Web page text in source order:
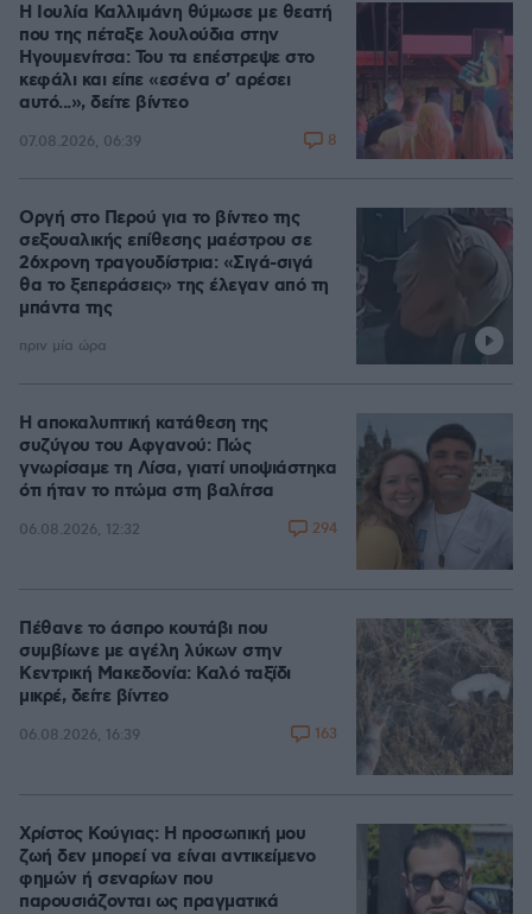
Η Ιουλία Καλλιμάνη θύμωσε με θεατή
που της πέταξε λουλούδια στην
Ηγουμενίτσα: Του τα επέστρεψε στο
κεφάλι και είπε «εσένα σ' αρέσει
αυτό...», δείτε βίντεο
07.08.2026, 06:39 8
Οργή στο Περού για το βίντεο της
σεξουαλικής επίθεσης μαέστρου σε
26χρονη τραγουδίστρια: «Σιγά-σιγά
θα το ξεπεράσεις» της έλεγαν από τη
μπάντα της
πριν μία ώρα
Η αποκαλυπτική κατάθεση της
συζύγου του Αφγανού: Πώς
γνωρίσαμε τη Λίσα, γιατί υποψιάστηκα
ότι ήταν το πτώμα στη βαλίτσα
06.08.2026, 12:32 294
Πέθανε το άσπρο κουτάβι που
συμβίωνε με αγέλη λύκων στην
Κεντρική Μακεδονία: Καλό ταξίδι
μικρέ, δείτε βίντεο
06.08.2026, 16:39 163
Χρίστος Κούγιας: Η προσωπική μου
ζωή δεν μπορεί να είναι αντικείμενο
φημών ή σεναρίων που
παρουσιάζονται ως πραγματικά